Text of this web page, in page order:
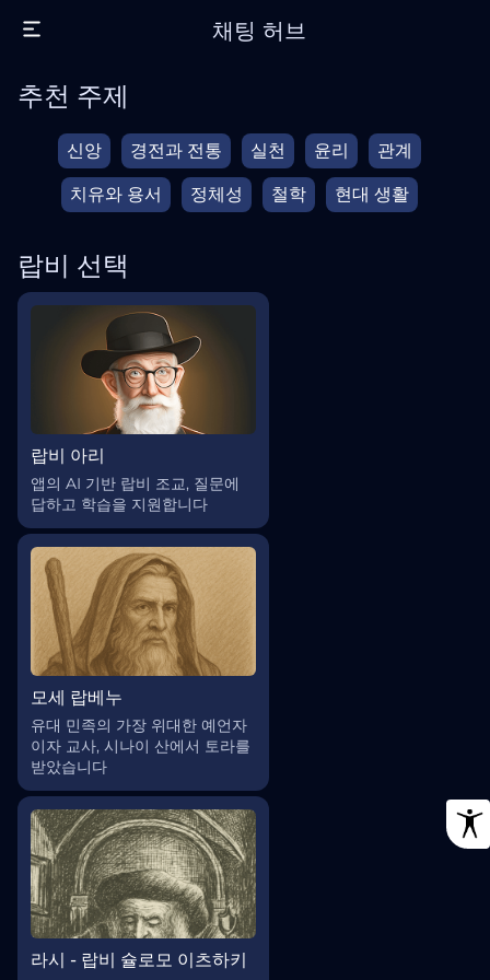
채팅 허브
추천 주제
신앙 경전과 전통 실천 윤리 관계
치유와 용서 정체성 철학 현대 생활
랍비 선택
랍비 아리
앱의 AI 기반 랍비 조교, 질문에
답하고 학습을 지원합니다
모세 랍베누
유대 민족의 가장 위대한 예언자
이자 교사, 시나이 산에서 토라를
받았습니다
라시 - 랍비 슐로모 이츠하키